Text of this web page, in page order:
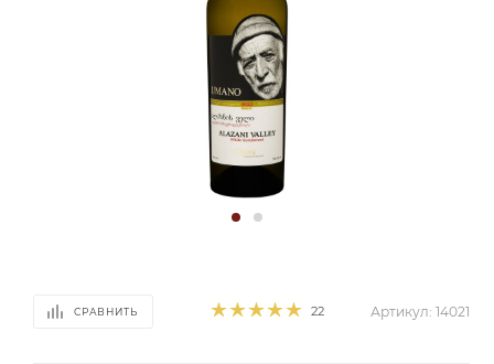
СРАВНИТЬ 22 Артикул: 14021